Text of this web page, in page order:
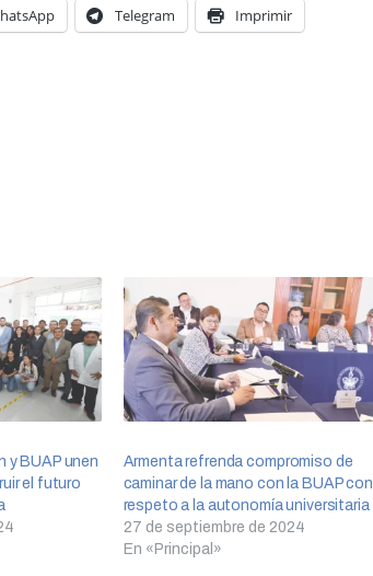
Telegram Imprimir
y BUAP unen
el futuro
Armenta refrenda compromiso de
caminar de la mano con la BUAP con
respeto a la autonomía universitaria
27 de septiembre de 2024
En «Principal»